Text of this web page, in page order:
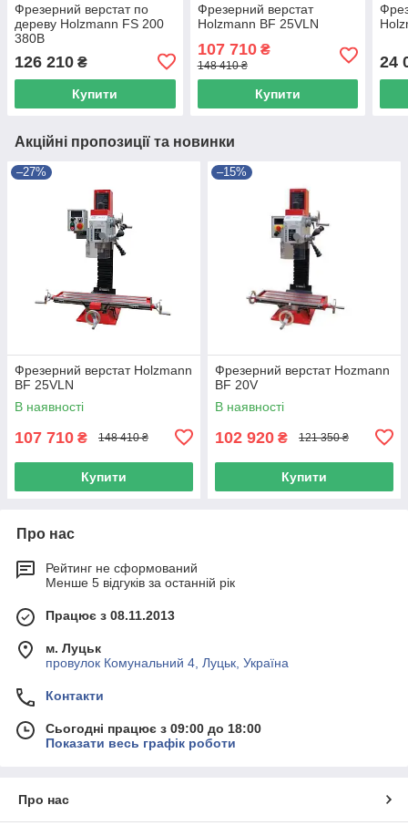
Фрезерний верстат по
дереву Holzmann FS 200
380В
126 210 ₴
Купити
Фрезерний верстат
Holzmann BF 25VLN
107 710₴
148 410 ₴
Купити
24
Акційні пропозиції та новинки
–27%
Фрезерний верстат Holzmann
BF 25VLN
В наявності
107 710 ₴ 148 410 ₴
Купити
–15%
Фрезерний верстат Hozmann
BF 20V
В наявності
102 920 ₴ 121 350 ₴
Купити
Про нас
Рейтинг не сформований
Менше 5 відгуків за останній рік
Працює з 08.11.2013
м. Луцьк
провулок Комунальний 4, Луцьк, Україна
Контакти
Сьогодні працює з 09:00 до 18:00
Показати весь графік роботи
Про нас